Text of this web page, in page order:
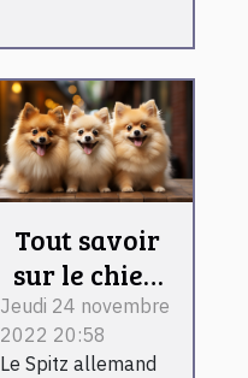
Tout savoir
sur le chien
Spitz
Allemand
Jeudi 24 novembre
2022 20:58
Le Spitz allemand